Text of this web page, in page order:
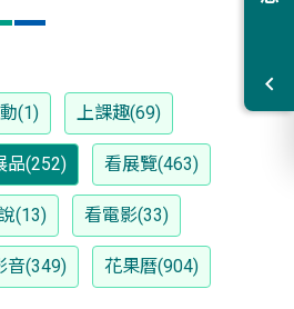
(1) 上課趣(69)
品(252) 看展覽(463)
(13) 看電影(33)
音(349) 花果曆(904)